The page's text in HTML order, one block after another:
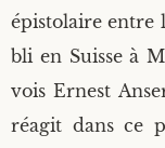
épis­to­laire entre
bli en Suisse à
vois Ernest
réagit dans ce